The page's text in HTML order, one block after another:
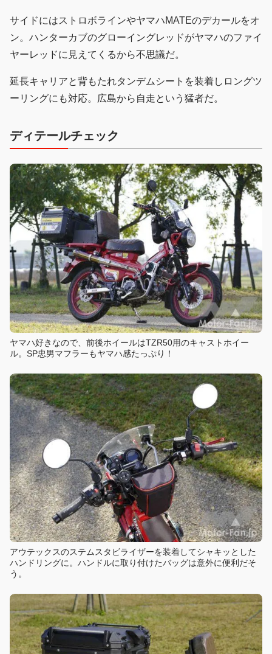
サイドにはストロボラインやヤマハMATEのデカールをオ
ン。ハンターカブのグローイングレッドがヤマハのファイ
ヤーレッドに見えてくるから不思議だ。
延長キャリアと背もたれタンデムシートを装着しロングツ
ーリングにも対応。広島から自走という猛者だ。
ディテールチェック
ヤマハ好きなので、前後ホイールはTZR50用のキャストホイー
ル。SP忠男マフラーもヤマハ感たっぷり！
アウテックスのステムスタビライザーを装着してシャキッとした
ハンドリングに。ハンドルに取り付けたバッグは意外に便利だそ
う。